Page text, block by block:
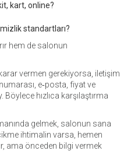
kart, online?
standartları?
hem de salonun
vermen gerekiyorsa, iletişim
e‑posta, fiyat ve
Böylece hızlıca karşılaştırma
gelmek, salonun sana
ihtimalin varsa, hemen
ama önceden bilgi vermek